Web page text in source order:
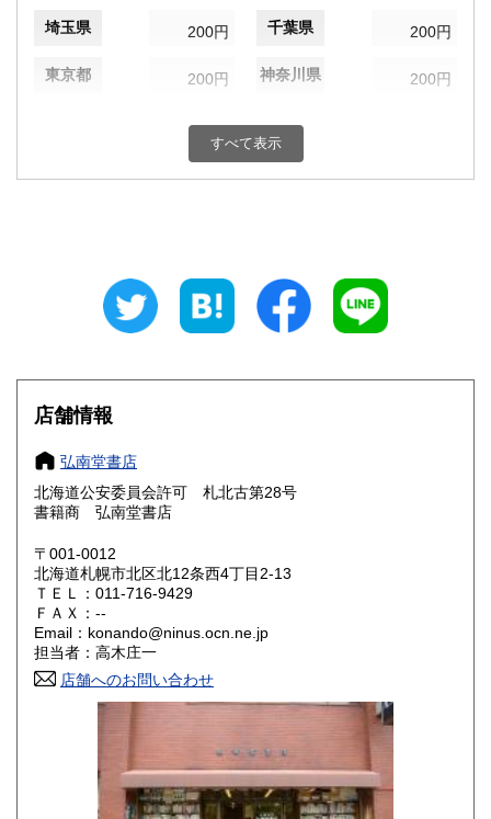
埼玉県 200円 千葉県 200円
東京都 200円 神奈川県 200円
200円 富山県
200円 三重県
大阪府
奈良県
鳥取県 200円 島根県
岡山県
山口県 200円
香川県 愛媛県
高知県 200円
200円
すべて表示
店舗情報
弘南堂書店
北海道公安委員会許可 札北古第28号
書籍商 弘南堂書店
〒001-0012
北海道札幌市北区北12条西4丁目2-13
ＴＥＬ：011-716-9429
ＦＡＸ：--
Email：konando@ninus.ocn.ne.jp
担当者：高木庄一
店舗へのお問い合わせ